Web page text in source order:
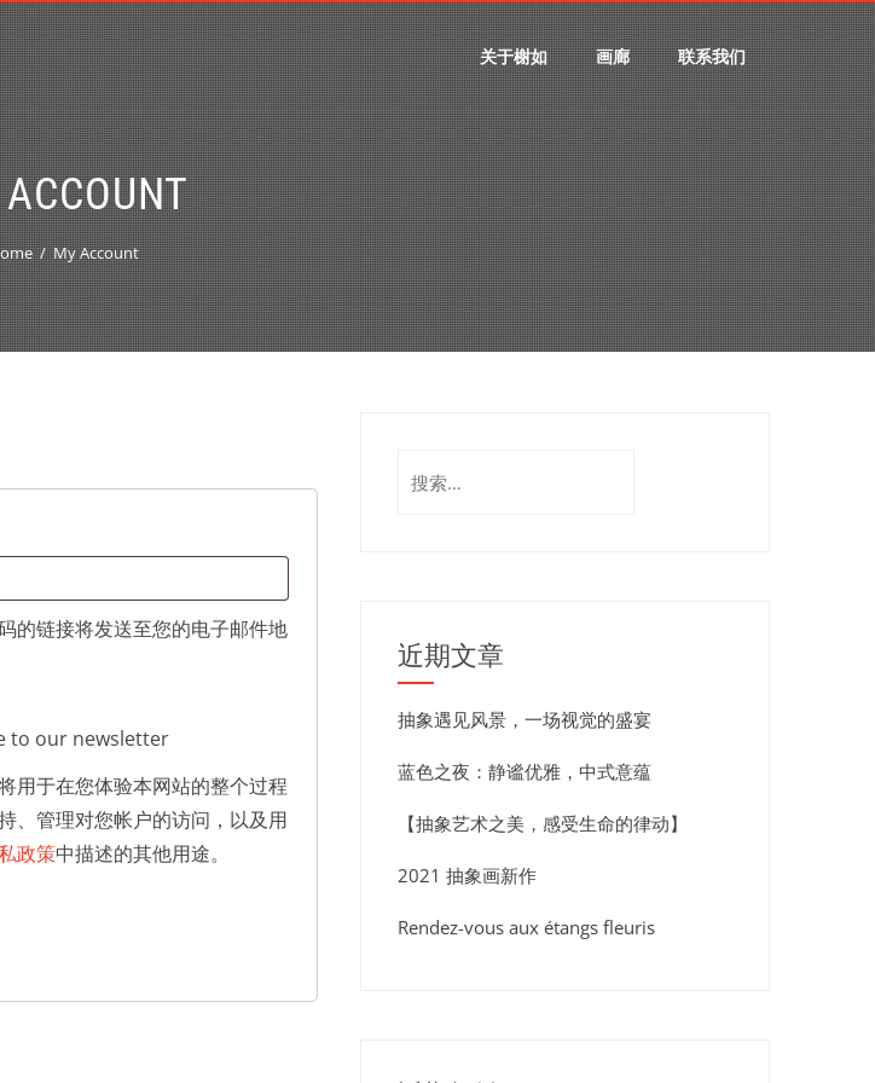
关于榭如 画廊 联系我们
My Account
的链接将发送至您的电子邮件地
to our newsletter
用于在您体验本网站的整个过程
、管理对您帐户的访问，以及用
政策中描述的其他用途。
近期文章
抽象遇见风景，一场视觉的盛宴
蓝色之夜：静谧优雅，中式意蕴
【抽象艺术之美，感受生命的律动】
2021 抽象画新作
Rendez-vous aux étangs fleuris